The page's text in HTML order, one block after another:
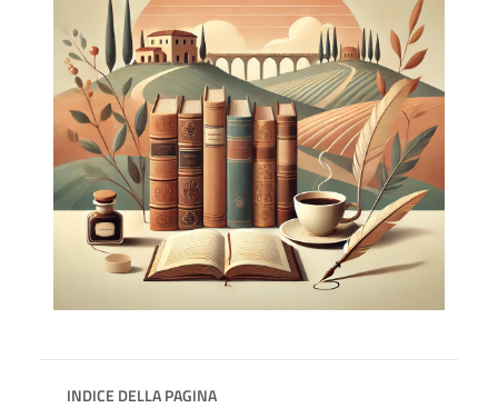
INDICE DELLA PAGINA